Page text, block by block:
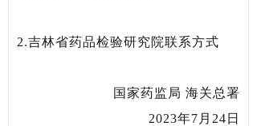
2.吉林省药品检验研究院联系方式
国家药监局 海关总署
2023年7月24日